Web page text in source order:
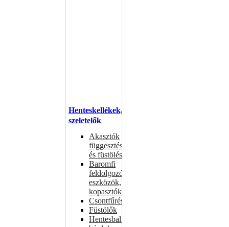
Henteskellékek,
szeletelők
Akasztók
függesztéshez
és füstöléshez
Baromfi
feldolgozó
eszközök,
kopasztók
Csontfűrészek
Füstölők
Hentesbalták,